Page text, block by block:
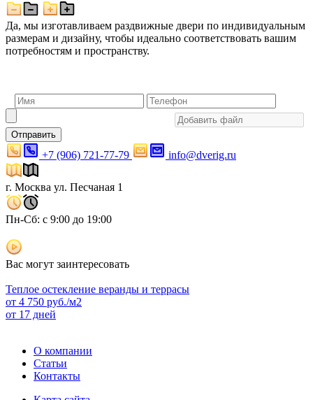
Да, мы изготавливаем раздвижные двери по индивидуальным
размерам и дизайну, чтобы идеально соответствовать вашим
потребностям и пространству.
Отправить
+7 (906) 721-77-79 info@dverig.ru
г. Москва ул. Песчаная 1
Пн-Сб: с 9:00 до 19:00
Вас могут заинтересовать
Теплое остекление веранды и террасы
от 4 750 руб./м2
от 17 дней
О компании
Статьи
Контакты